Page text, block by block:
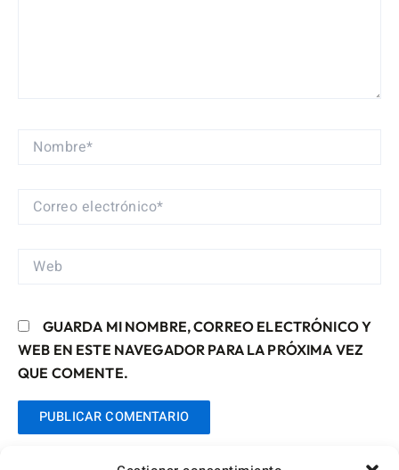
NOMBRE*
CORREO
WEB
GUARDA MI NOMBRE, CORREO ELECTRÓNICO Y
WEB EN ESTE NAVEGADOR PARA LA PRÓXIMA VEZ
QUE COMENTE.